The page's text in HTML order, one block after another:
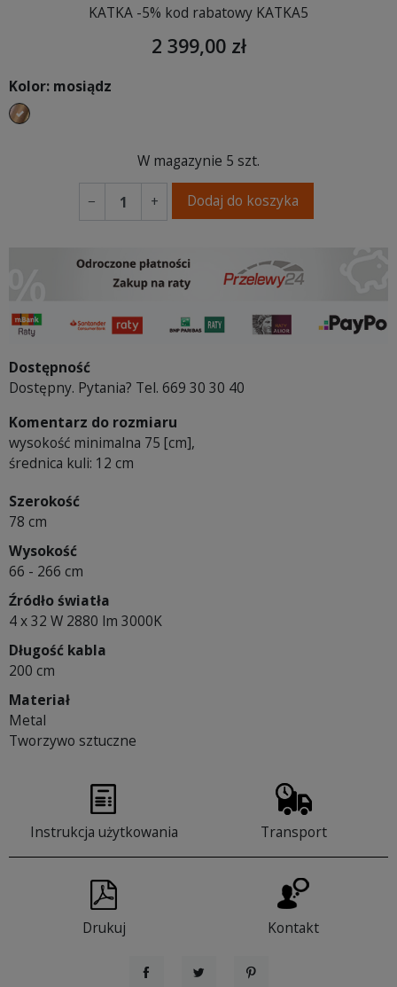
KATKA -5% kod rabatowy KATKA5
2 399,00 zł
Kolor: mosiądz
mosiądz
W magazynie 5 szt.
− + Dodaj do koszyka
Dostępność
Dostępny. Pytania? Tel. 669 30 30 40
Komentarz do rozmiaru
wysokość minimalna 75 [cm],
średnica kuli: 12 cm
Szerokość
78 cm
Wysokość
66 - 266 cm
Źródło światła
4 x 32 W 2880 lm 3000K
Długość kabla
200 cm
Materiał
Metal
Tworzywo sztuczne
Instrukcja użytkowania Transport
Drukuj Kontakt